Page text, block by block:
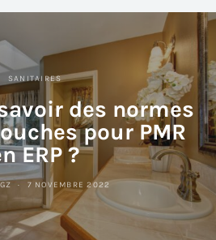
SANITAIRES
des normes
pour PMR
ERP ?
7 NOVEMBRE 2022